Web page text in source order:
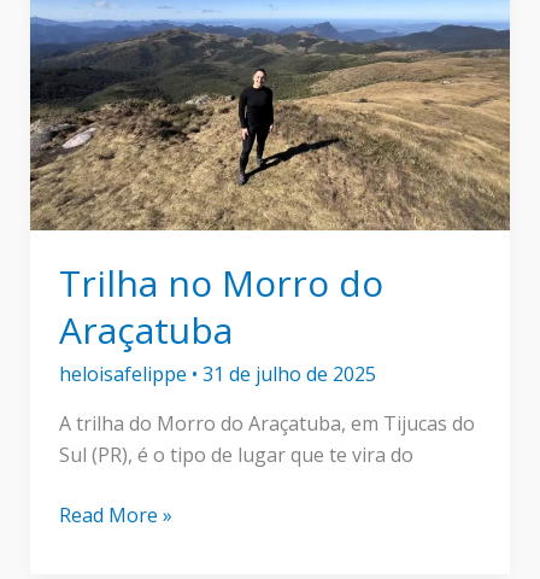
roteiro,
história
e
atrações
Trilha no Morro do
Araçatuba
heloisafelippe • 31 de julho de 2025
A trilha do Morro do Araçatuba, em Tijucas do
Sul (PR), é o tipo de lugar que te vira do
Trilha
Read More »